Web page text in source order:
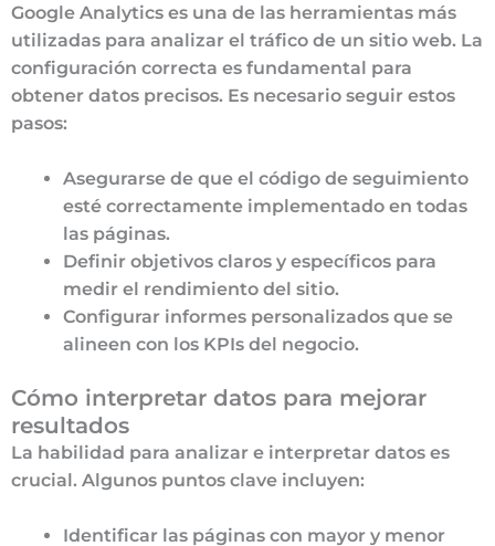
Google Analytics es una de las herramientas más
utilizadas para analizar el tráfico de un sitio web. La
configuración correcta es fundamental para
obtener datos precisos. Es necesario seguir estos
pasos:
Asegurarse de que el código de seguimiento
esté correctamente implementado en todas
las páginas.
Definir objetivos claros y específicos para
medir el rendimiento del sitio.
Configurar informes personalizados que se
alineen con los KPIs del negocio.
Cómo interpretar datos para mejorar
resultados
La habilidad para analizar e interpretar datos es
crucial. Algunos puntos clave incluyen:
Identificar las páginas con mayor y menor